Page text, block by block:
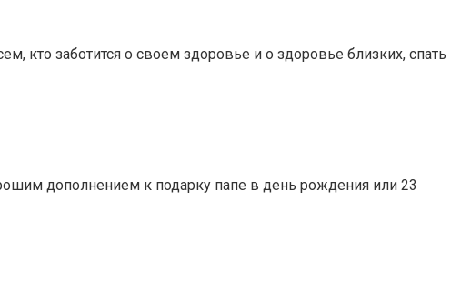
кто заботится о своем здоровье и о здоровье близких, спать
дополнением к подарку папе в день рождения или 23